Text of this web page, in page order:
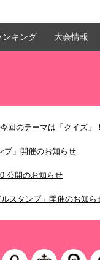
ンキング 大会情報
回のテーマは「クイズ」！
プ」開催のお知らせ
公開のお知らせ
スタンプ」開催のお知ら
回のテーマは「刃」！